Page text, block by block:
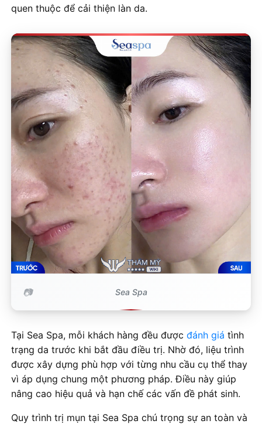
quen thuộc để cải thiện làn da.
Sea Spa
Tại Sea Spa, mỗi khách hàng đều được đánh giá tình
trạng da trước khi bắt đầu điều trị. Nhờ đó, liệu trình
được xây dựng phù hợp với từng nhu cầu cụ thể thay
vì áp dụng chung một phương pháp. Điều này giúp
nâng cao hiệu quả và hạn chế các vấn đề phát sinh.
Quy trình trị mụn tại Sea Spa chú trọng sự an toàn và